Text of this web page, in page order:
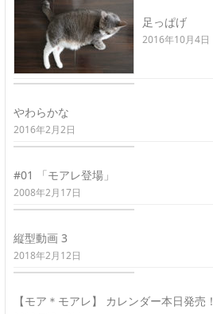
足っぱげ
2016年10月4日
やわらかな
2016年2月2日
#01 「モアレ登場」
2008年2月17日
縦型動画 3
2018年2月12日
【モア＊モアレ】 カレンダー本日発売！